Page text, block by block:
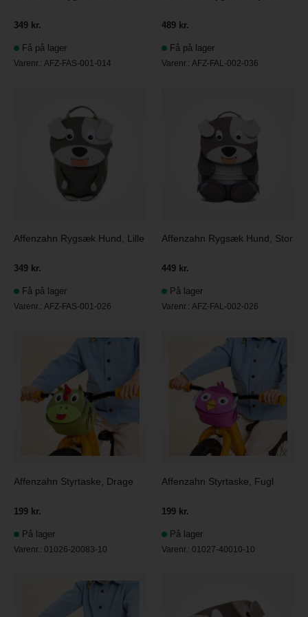
349 kr.
Få på lager
Varenr.: AFZ-FAS-001-014
489 kr.
Få på lager
Varenr.: AFZ-FAL-002-036
Affenzahn Rygsæk Hund, Lille
349 kr.
Få på lager
Varenr.: AFZ-FAS-001-026
Affenzahn Rygsæk Hund, Stor
449 kr.
På lager
Varenr.: AFZ-FAL-002-026
Affenzahn Styrtaske, Drage
199 kr.
På lager
Varenr.:01026-20083-10
Affenzahn Styrtaske, Fugl
199 kr.
På lager
Varenr.:01027-40010-10